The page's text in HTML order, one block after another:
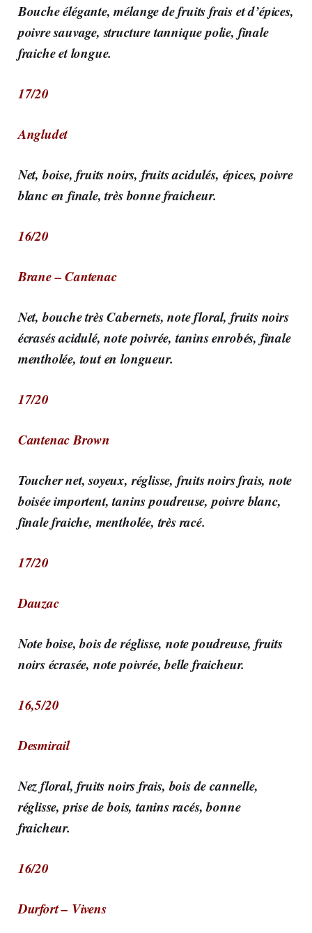
Bouche élégante, mélange de fruits frais et d’épices,
poivre sauvage, structure tannique polie, finale
fraiche et longue.
17/20
Angludet
Net, boise, fruits noirs, fruits acidulés, épices, poivre
blanc en finale, très bonne fraicheur.
16/20
Brane – Cantenac
Net, bouche très Cabernets, note floral, fruits noirs
écrasés acidulé, note poivrée, tanins enrobés, finale
mentholée, tout en longueur.
17/20
Cantenac Brown
Toucher net, soyeux, réglisse, fruits noirs frais, note
boisée importent, tanins poudreuse, poivre blanc,
finale fraiche, mentholée, très racé.
17/20
Dauzac
Note boise, bois de réglisse, note poudreuse, fruits
noirs écrasée, note poivrée, belle fraicheur.
16,5/20
Desmirail
Nez floral, fruits noirs frais, bois de cannelle,
réglisse, prise de bois, tanins racés, bonne
fraicheur.
16/20
Durfort – Vivens